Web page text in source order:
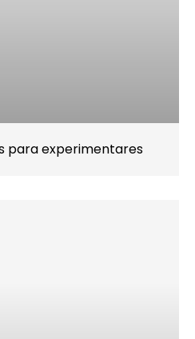
para experimentares